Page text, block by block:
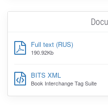
Full text (RUS)
190.92Kb
BITS XML
Book Interchange Tag Suite